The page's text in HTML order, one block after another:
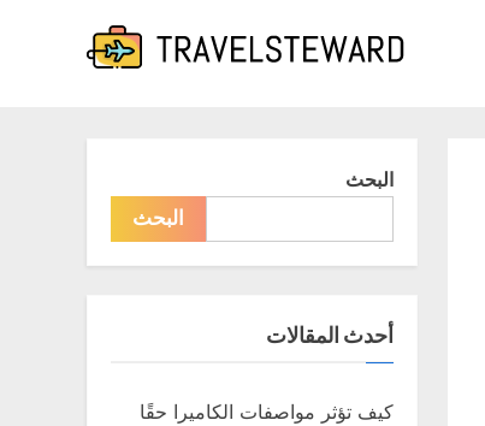
البحث
البحث
أحدث المقالات
كيف تؤثر مواصفات الكاميرا حقًا